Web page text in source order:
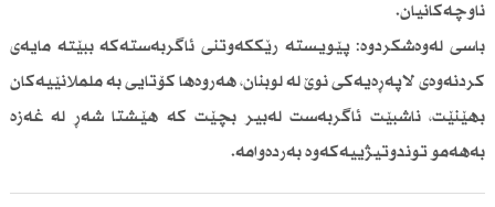
ناوچەكانیان.
باسی لەوەشكردوە: پێویستە رێككەوتنی ئاگربەستەكە ببێتە مایەی
كردنەوەی لاپەڕەیەكی نوێ لە لوبنان، هەروەها كۆتایی بە ململانێیەكان
بهێنێت، ناشبێت ئاگربەست لەبیر بچێت كە هێشتا شەڕ لە غەزە
بەهەمو توندوتیژییەكەوە بەردەوامە.